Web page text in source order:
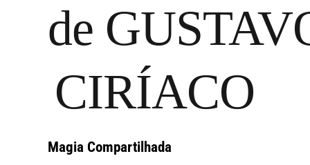
de
CIRÍACO
Magia Compartilhada